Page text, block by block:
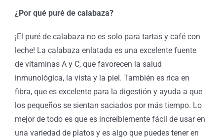
¿Por qué puré de calabaza?
¡El puré de calabaza no es solo para tartas y café con
leche! La calabaza enlatada es una excelente fuente
de vitaminas A y C, que favorecen la salud
inmunológica, la vista y la piel. También es rica en
fibra, que es excelente para la digestión y ayuda a que
los pequeños se sientan saciados por más tiempo. Lo
mejor de todo es que es increíblemente fácil de usar en
una variedad de platos y es algo que puedes tener en